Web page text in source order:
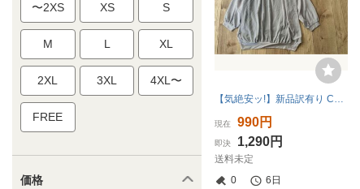
〜2XS XS S
M L XL
2XL 3XL 4XL〜
FREE
価格
【気絶安ッ!】新品訳有り COMME CA ISM コムサイズム シアー バルーンスリーブブラウス+タンクトップ 04グレー 11号 36CO03 定価5,900円
現在 990円
即決 1,290円
送料未定
0
6日